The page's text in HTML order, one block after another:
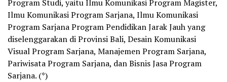
Program Studi, yaitu Ilmu Komunikasi Program Magister,
Ilmu Komunikasi Program Sarjana, Ilmu Komunikasi
Program Sarjana Program Pendidikan Jarak Jauh yang
diselenggarakan di Provinsi Bali, Desain Komunikasi
Visual Program Sarjana, Manajemen Program Sarjana,
Pariwisata Program Sarjana, dan Bisnis Jasa Program
Sarjana. (*)